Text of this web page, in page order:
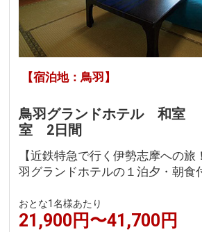
【宿泊地：鳥羽】
鳥羽グランドホテル 和室
室 2日間
【近鉄特急で行く伊勢志摩への旅
羽グランドホテルの１泊夕・朝食
おとな1名様あたり
21,900円〜41,700円